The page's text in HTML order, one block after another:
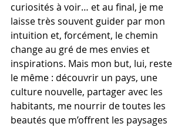
curiosités à voir… et au final, je me
laisse très souvent guider par mon
intuition et, forcément, le chemin
change au gré de mes envies et
inspirations. Mais mon but, lui, reste
le même : découvrir un pays, une
culture nouvelle, partager avec les
habitants, me nourrir de toutes les
beautés que m’offrent les paysages